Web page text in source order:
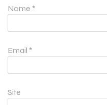
Nome *
Email *
Site